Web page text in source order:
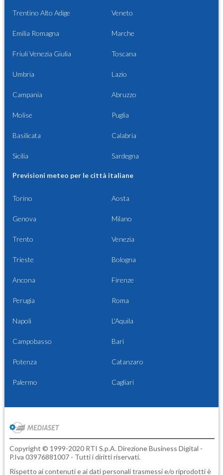
Trentino Alto Adige Veneto
Emilia Romagna Marche
Friuli Venezia Giulia Toscana
Umbria Lazio
Campania Abruzzo
Molise Puglia
Basilicata Calabria
Sicilia Sardegna
Previsioni meteo per le città italiane
Torino Aosta
Genova Milano
Trento Venezia
Trieste Bologna
Ancona Firenze
Perugia Roma
Napoli L'Aquila
Campobasso Bari
Potenza Catanzaro
Palermo Cagliari
Copyright © 1999-2020 RTI S.p.A. Direzione Business Digital -
P.Iva 03976881007 - Tutti i diritti riservati.
Rispetto ai contenuti e ai dati personali trasmessi e/o riprodotti è